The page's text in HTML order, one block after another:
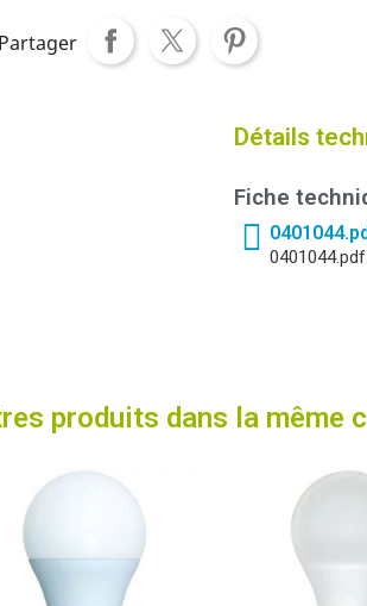
Partager
Détails
Fiche
0401044.pdf
produits dans la même